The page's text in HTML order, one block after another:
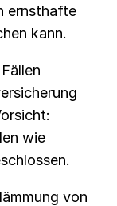
ernsthafte
kann.
wie
von